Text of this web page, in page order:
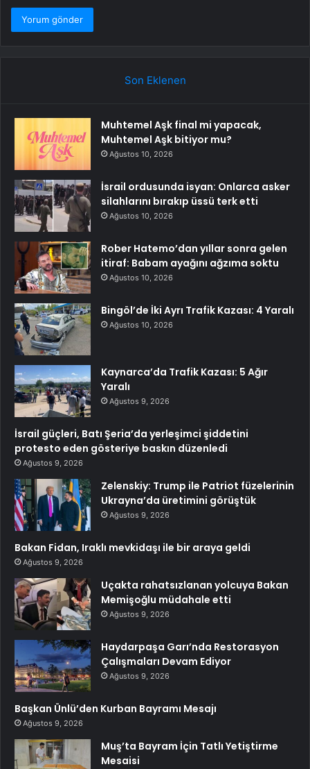
Son Eklenen
Muhtemel Aşk final mi yapacak,
Muhtemel Aşk bitiyor mu?
Ağustos 10, 2026
İsrail ordusunda isyan: Onlarca asker
silahlarını bırakıp üssü terk etti
Ağustos 10, 2026
Rober Hatemo’dan yıllar sonra gelen
itiraf: Babam ayağını ağzıma soktu
Ağustos 10, 2026
Bingöl’de İki Ayrı Trafik Kazası: 4 Yaralı
Ağustos 10, 2026
Kaynarca’da Trafik Kazası: 5 Ağır
Yaralı
Ağustos 9, 2026
İsrail güçleri, Batı Şeria’da yerleşimci şiddetini
protesto eden gösteriye baskın düzenledi
Ağustos 9, 2026
Zelenskiy: Trump ile Patriot füzelerinin
Ukrayna’da üretimini görüştük
Ağustos 9, 2026
Bakan Fidan, Iraklı mevkidaşı ile bir araya geldi
Ağustos 9, 2026
Uçakta rahatsızlanan yolcuya Bakan
Memişoğlu müdahale etti
Ağustos 9, 2026
Haydarpaşa Garı’nda Restorasyon
Çalışmaları Devam Ediyor
Ağustos 9, 2026
Başkan Ünlü’den Kurban Bayramı Mesajı
Ağustos 9, 2026
Muş’ta Bayram İçin Tatlı Yetiştirme
Mesaisi